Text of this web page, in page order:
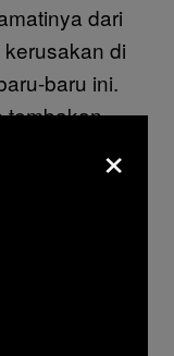
dari
di
baru ini.
tembakan
sudut×